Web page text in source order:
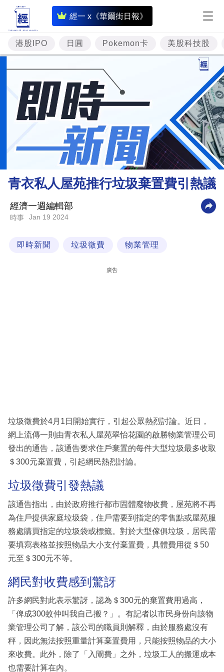
經一 x《華爾街日報》
即
時
財
經
專
題
投
資
樓
市
財
商
業
閱
專
區
港股IPO 日圓 Pokemon卡 美股科技股
青衣私人屋苑推行垃圾棄置費引熱議
經濟一週編輯部
時事 Jan 19 2024
即時新聞 垃圾徵費 物業管理
廣告
垃圾徵費於4月1日開始實行，引起公眾熱烈討論。近日，
網上流傳一則由青衣私人屋苑翠怡花園的啟勝物業管理公司
發出的通告，該通告要求住戶棄置的每件大型垃圾最多收取
＄300元棄置費，引起網民熱烈討論。
垃圾徵費引發熱議
該通告指出，由於政府推行都市固體廢物收費，屋苑將不再
為住戶提供家庭垃圾袋，住戶需要到指定的零售點或屋苑服
務處購買指定的垃圾袋或標籤。對於大型傢俱垃圾，居民需
要填寫表格並按照物品大小支付棄置費，具體費用從＄50
元至＄300元不等。
網民對收費感到驚訝
許多網民對此表示驚訝，認為＄300元的棄置費用過高，
「俾成300蚊仲叫我自己搬？」。有記者以市民身份向該物
業管理公司了解，該公司的職員則解釋，由於服務處沒有
秤，因此無法按照重量計算棄置費用，只能按照物品的大小
來收費。此外，除了「入閘費」之外，垃圾工人的搬運成本
也需要計算在內。